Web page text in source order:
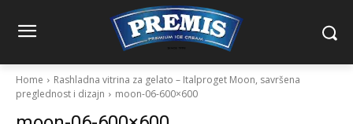
Home
Rashladna vitrina za gelato – Italproget Moon, savršena
preglednost i dizajn
moon-06-600×600